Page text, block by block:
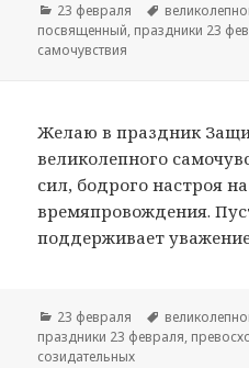
Рубрики
23 февраля Метки
посвященный, праздники 23
самочувствия
Желаю в праздник
великолепного
сил, бодрого настроя
времяпровождения.
поддерживает
Рубрики
23 февраля Метки
праздники 23 февраля,
созидательных